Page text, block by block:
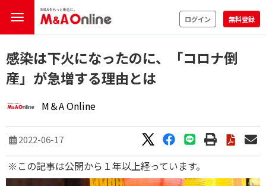
ログイン 無料登録
感染は下火になったのに、「コロナ倒
産」が急増する理由とは
M＆A Online
2022-06-17
※この記事は公開から１年以上経っています。